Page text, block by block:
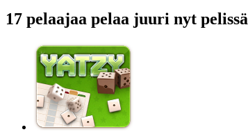
17 pelaajaa pelaa juuri nyt pelissä